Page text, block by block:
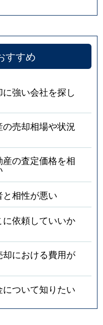
すすめ
強い会社を探し
売却相場や状況
の査定価格を相
相性が悪い
依頼していいか
における費用が
ついて知りたい